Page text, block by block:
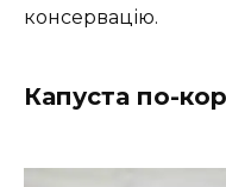
консервацію.
Капуста по-